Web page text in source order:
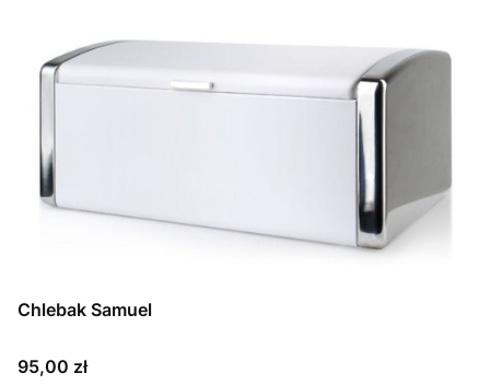
Chlebak Samuel
Cena
95,00 zł